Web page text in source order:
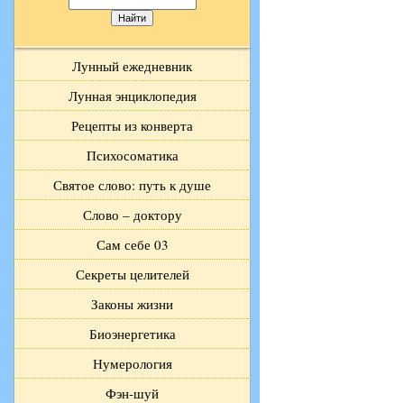
Лунный ежедневник
Лунная энциклопедия
Рецепты из конверта
Психосоматика
Святое слово: путь к душе
Слово – доктору
Сам себе 03
Секреты целителей
Законы жизни
Биоэнергетика
Нумерология
Фэн-шуй